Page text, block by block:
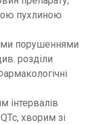
пухлиною
порушеннями
розділи
інтервалів
хворим зі